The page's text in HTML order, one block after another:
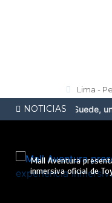
Lima -
NOTICIAS
la Ruta Suede, un
Mall Aventura
inmersiva oficial de